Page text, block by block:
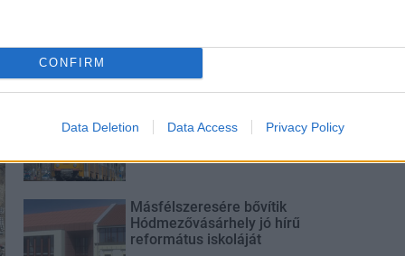
CONFIRM
Data Deletion Data Access Privacy Policy
csomópont épül Angyalföldön
Másfélszeresére bővítik
Hódmezővásárhely jó hírű
református iskoláját